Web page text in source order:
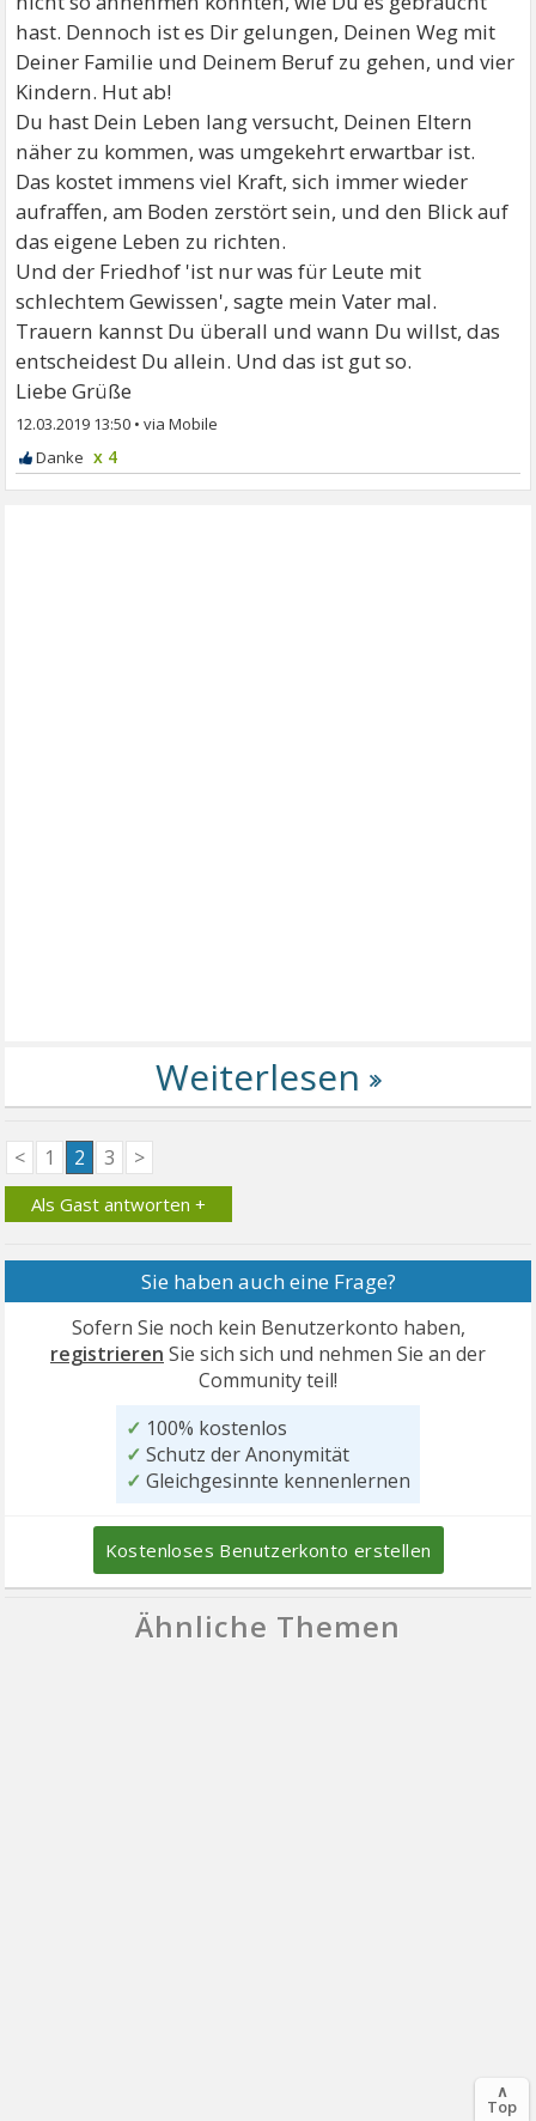
hast. Dennoch ist es Dir gelungen, Deinen Weg mit
Deiner Familie und Deinem Beruf zu gehen, und vier
Kindern. Hut ab!
Du hast Dein Leben lang versucht, Deinen Eltern
näher zu kommen, was umgekehrt erwartbar ist.
Das kostet immens viel Kraft, sich immer wieder
aufraffen, am Boden zerstört sein, und den Blick auf
das eigene Leben zu richten.
Und der Friedhof 'ist nur was für Leute mit
schlechtem Gewissen', sagte mein Vater mal.
Trauern kannst Du überall und wann Du willst, das
entscheidest Du allein. Und das ist gut so.
Liebe Grüße
12.03.2019 13:50 •
x 4
< 1 2 3 >
Als Gast antworten +
Sie haben auch eine Frage?
Sofern Sie noch kein Benutzerkonto haben,
registrieren Sie sich sich und nehmen Sie an der
Community teil!
✓ 100% kostenlos
✓ Schutz der Anonymität
✓ Gleichgesinnte kennenlernen
Kostenloses Benutzerkonto erstellen
Ähnliche Themen
∧
Top